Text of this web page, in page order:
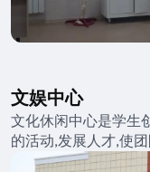
文娱中心
文化休闲中心是学生
的活动,发展人才,使团